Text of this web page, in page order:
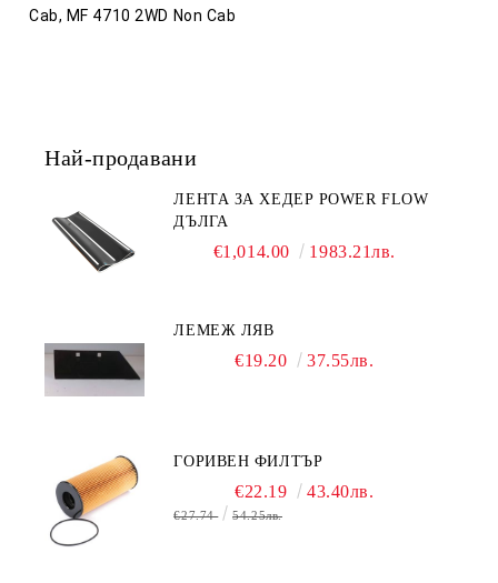
Cab, MF 4710 2WD Non Cab
Най-продавани
ЛЕНТА ЗА ХЕДЕР POWER FLOW
ДЪЛГА
€1,014.00 1983.21лв.
ЛЕМЕЖ ЛЯВ
€19.20 37.55лв.
ГОРИВЕН ФИЛТЪР
€22.19 43.40лв.
€27.74 54.25лв.